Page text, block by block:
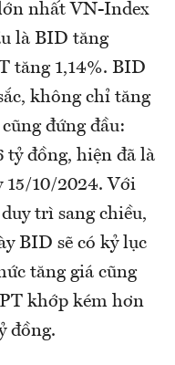
nhất VN-Index
là BID tăng
tăng 1,14%. BID
không chỉ tăng
đứng đầu:
tỷ đồng, hiện đã là
15/10/2024. Với
trì sang chiều,
BID sẽ có kỷ lục
tăng giá cũng
khớp kém hơn
đồng.